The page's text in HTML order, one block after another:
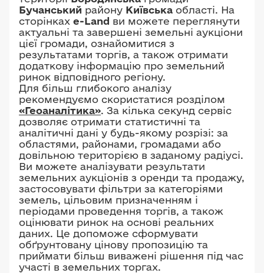
Бучанський району Київська області. На
сторінках e-Land ви можете переглянути
актуальні та завершені земельні аукціони
цієї громади, ознайомитися з
результатами торгів, а також отримати
додаткову інформацію про земельний
ринок відповідного регіону.
Для більш глибокого аналізу
рекомендуємо скористатися розділом
«Геоаналітика». За кілька секунд сервіс
дозволяє отримати статистичні та
аналітичні дані у будь-якому розрізі: за
областями, районами, громадами або
довільною територією в заданому радіусі.
Ви можете аналізувати результати
земельних аукціонів з оренди та продажу,
застосовувати фільтри за категоріями
земель, цільовим призначенням і
періодами проведення торгів, а також
оцінювати ринок на основі реальних
даних. Це допоможе сформувати
обґрунтовану цінову пропозицію та
приймати більш виважені рішення під час
участі в земельних торгах.